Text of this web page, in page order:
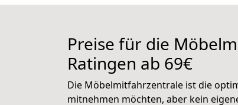
Preise für die
Ratingen ab 69€
Die Möbelmitfahrzentrale ist die
mitnehmen möchten, aber kein